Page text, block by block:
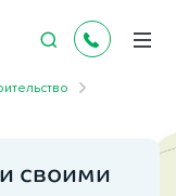
своими